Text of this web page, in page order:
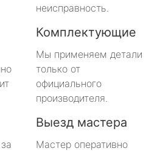
неисправность.
Комплектующие
Мы применяем детали
только от
официального
производителя.
Выезд мастера
Мастер оперативно